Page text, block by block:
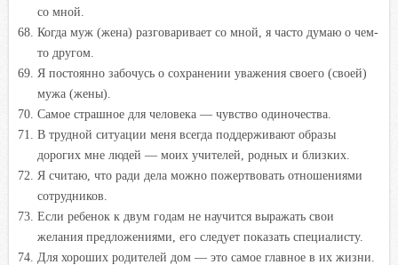
со мной.
Когда муж (жена) разговаривает со мной, я часто думаю о чем-
то другом.
Я постоянно забочусь о сохранении уважения своего (своей)
мужа (жены).
Самое страшное для человека — чувство одиночества.
В трудной ситуации меня всегда поддерживают образы
дорогих мне людей — моих учителей, родных и близких.
Я считаю, что ради дела можно пожертвовать отношениями
сотрудников.
Если ребенок к двум годам не научится выражать свои
желания предложениями, его следует показать специалисту.
Для хороших родителей дом — это самое главное в их жизни.